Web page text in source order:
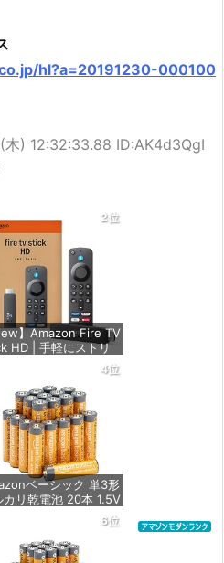
hl?a=20191230-000100
) 12:32:33.88 ID:AK4d3QgI
2位
】Amazon Fire TV
HD | 手軽にストリ
リーミングメディア
イヤー
価格：¥4,980
4位
ベーシック 単3形
カリ乾電池 20本 1.5V
期限10年 液漏れ防止
価格：¥844
6位